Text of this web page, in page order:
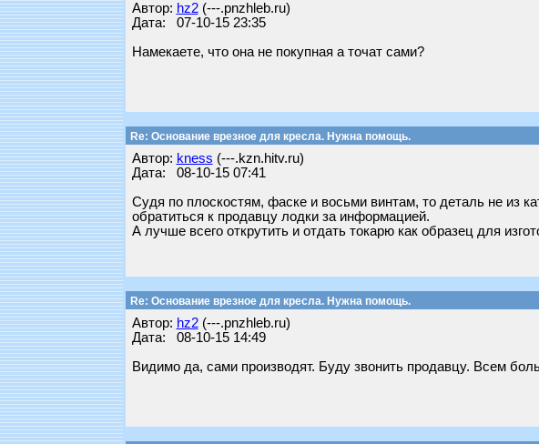
Автор: hz2(---.pnzhleb.ru)
Дата: 07-10-15 23:35
Намекаете, что она не покупная а точат сами?
Re: Основание врезное для кресла. Нужна помощь.
Автор: kness (---.kzn.hitv.ru)
Дата: 08-10-15 07:41
Судя по плоскостям, фаске и восьми винтам, то деталь не из
обратиться к продавцу лодки за информацией.
А лучше всего открутить и отдать токарю как образец для
Re: Основание врезное для кресла. Нужна помощь.
Автор: hz2(---.pnzhleb.ru)
Дата: 08-10-15 14:49
Видимо да, сами производят. Буду звонить продавцу. Всем